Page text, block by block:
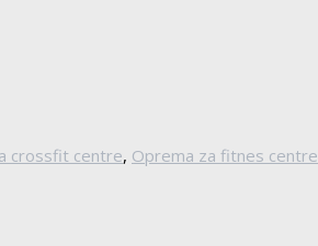
crossfit centre, Oprema za fitnes centre